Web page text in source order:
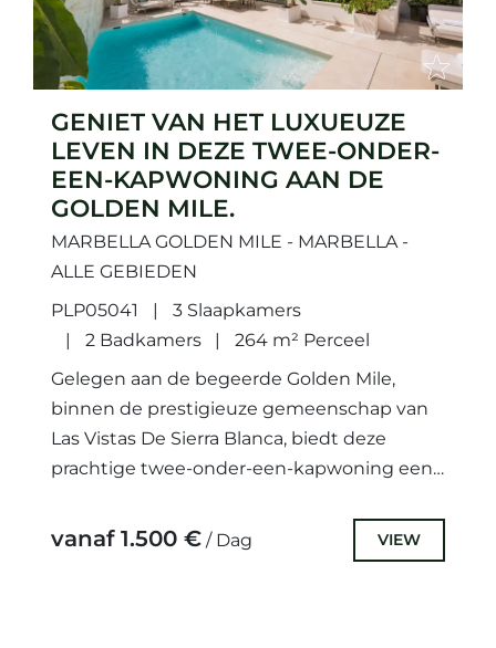
GENIET VAN HET LUXUEUZE
LEVEN IN DEZE TWEE-ONDER-
EEN-KAPWONING AAN DE
GOLDEN MILE.
MARBELLA GOLDEN MILE - MARBELLA -
ALLE GEBIEDEN
PLP05041
3 Slaapkamers
2 Badkamers
264 m² Perceel
Gelegen aan de begeerde Golden Mile,
binnen de prestigieuze gemeenschap van
Las Vistas De Sierra Blanca, biedt deze
prachtige twee-onder-een-kapwoning een
waardoor het...
vanaf 1.500 € / Dag VIEW